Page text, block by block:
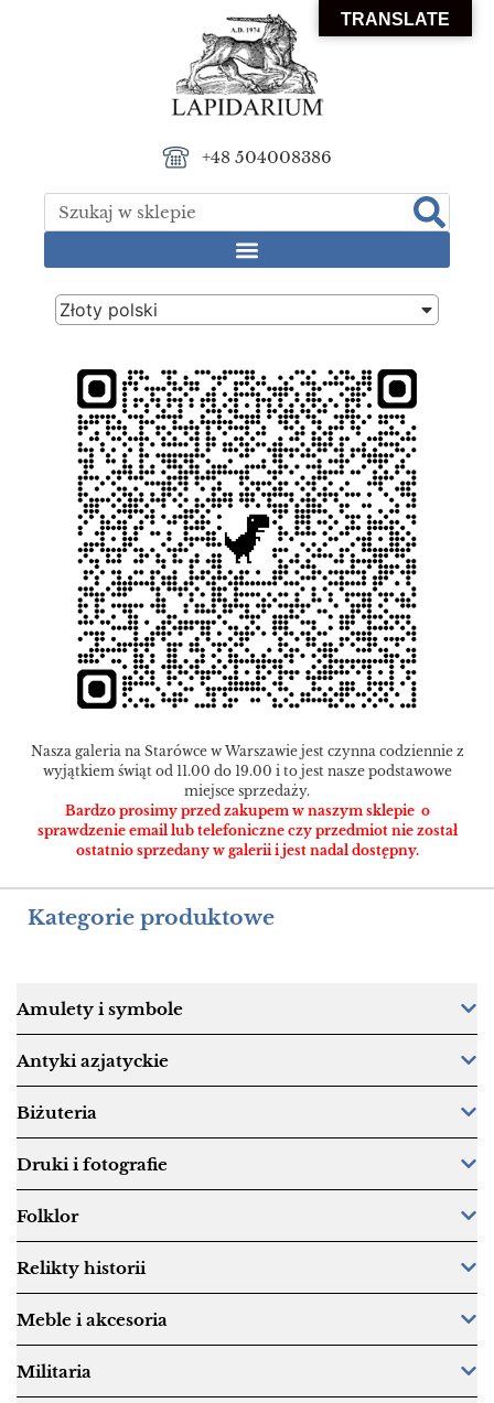
+48 504008386
Złoty polski
Nasza galeria na Starówce w Warszawie jest czynna codziennie z
wyjątkiem świąt od 11.00 do 19.00 i to jest nasze podstawowe
miejsce sprzedaży.
Bardzo prosimy przed zakupem w naszym sklepie o
sprawdzenie email lub telefoniczne czy przedmiot nie został
ostatnio sprzedany w galerii i jest nadal dostępny.
Kategorie produktowe
Amulety i symbole
Antyki azjatyckie
Biżuteria
Druki i fotografie
Folklor
Relikty historii
Meble i akcesoria
Militaria
TRANSLATE